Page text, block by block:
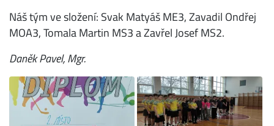
Náš tým ve složení: Svak Matyáš ME3, Zavadil Ondřej
MOA3, Tomala Martin MS3 a Zavřel Josef MS2.
Daněk Pavel, Mgr.